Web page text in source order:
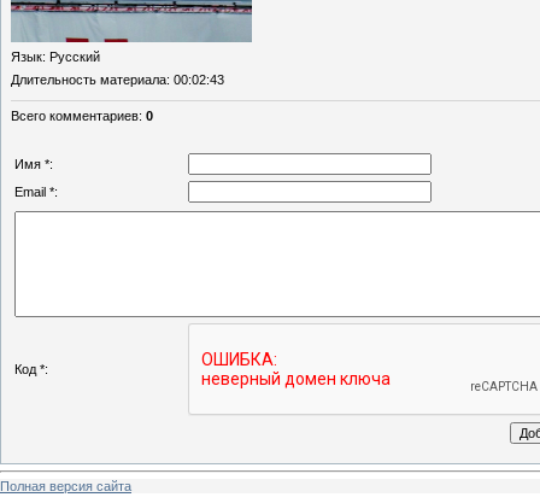
Язык: Русский
Длительность материала: 00:02:43
Всего комментариев: 0
Имя *:
Email *:
Код *:
Полная версия сайта